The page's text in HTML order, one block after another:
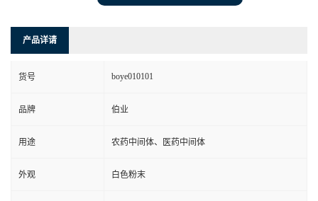
产品详请
货号 boye010101
品牌 伯业
用途 农药中间体、医药中间体
外观 白色粉末